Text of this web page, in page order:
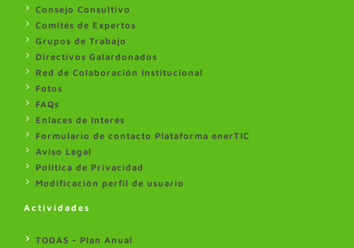
Consejo Consultivo
Comités de Expertos
Grupos de Trabajo
Directivos Galardonados
Red de Colaboración Institucional
Fotos
FAQs
Enlaces de Interés
Formulario de contacto Plataforma enerTIC
Aviso Legal
Politica de Privacidad
Modificación perfil de usuario
Actividades
TODAS - Plan Anual